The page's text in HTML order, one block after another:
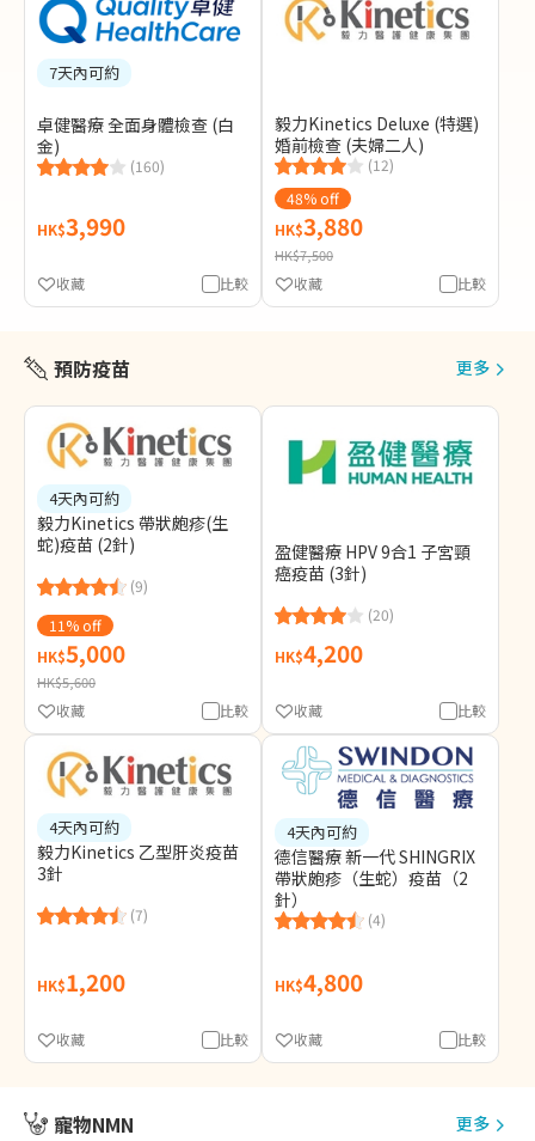
7天內可約
卓健醫療 全面身體檢查 (白
金)
(160)
HK$3,990
比較
收藏
毅力Kinetics Deluxe (特選)
婚前檢查 (夫婦二人)
(12)
48% off
HK$3,880
HK$7,500
比較
收藏
預防疫苗 更多
4天內可約
毅力Kinetics 帶狀皰疹(生
蛇)疫苗 (2針)
(9)
11% off
HK$5,000
HK$5,600
比較
收藏
盈健醫療 HPV 9合1 子宮頸
癌疫苗 (3針)
(20)
HK$4,200
比較
收藏
4天內可約
毅力Kinetics 乙型肝炎疫苗
3針
(7)
HK$1,200
比較
收藏
4天內可約
德信醫療 新一代 SHINGRIX
帶狀皰疹（生蛇）疫苗（2
針）
(4)
HK$4,800
比較
收藏
寵物NMN 更多